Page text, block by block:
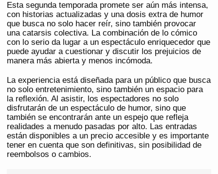
Esta segunda temporada promete ser aún más intensa,
con historias actualizadas y una dosis extra de humor
que busca no solo hacer reír, sino también provocar
una catarsis colectiva. La combinación de lo cómico
con lo serio da lugar a un espectáculo enriquecedor que
puede ayudar a cuestionar y discutir los prejuicios de
manera más abierta y menos incómoda.
La experiencia está diseñada para un público que busca
no solo entretenimiento, sino también un espacio para
la reflexión. Al asistir, los espectadores no solo
disfrutarán de un espectáculo de humor, sino que
también se encontrarán ante un espejo que refleja
realidades a menudo pasadas por alto. Las entradas
están disponibles a un precio accesible y es importante
tener en cuenta que son definitivas, sin posibilidad de
reembolsos o cambios.